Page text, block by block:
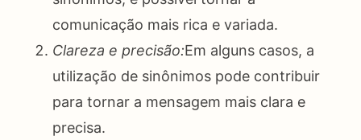
comunicação mais rica e variada.
Clareza e precisão:Em alguns casos, a
utilização de sinônimos pode contribuir
para tornar a mensagem mais clara e
precisa.